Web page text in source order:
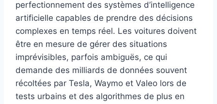
perfectionnement des systèmes d’intelligence
artificielle capables de prendre des décisions
complexes en temps réel. Les voitures doivent
être en mesure de gérer des situations
imprévisibles, parfois ambiguës, ce qui
demande des milliards de données souvent
récoltées par Tesla, Waymo et Valeo lors de
tests urbains et des algorithmes de plus en